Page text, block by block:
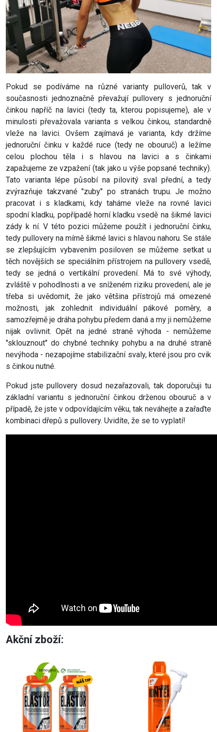
Pokud se podíváme na různé varianty pulloverů, tak v
současnosti jednoznačně převažují pullovery s jednoruční
činkou napříč na lavici (tedy ta, kterou popisujeme), ale v
minulosti převažovala varianta s velkou činkou, standardně
vleže na lavici. Ovšem zajímavá je varianta, kdy držíme
jednoruční činku v každé ruce (tedy ne obouruč) a ležíme
celou plochou těla i s hlavou na lavici a s činkami
zapažujeme ze vzpažení (tak jako u výše popsané techniky).
Tato varianta lépe působí na pilovitý sval přední, a tedy
zvýrazňuje takzvané "zuby" po stranách trupu. Je možno
pracovat i s kladkami, kdy taháme vleže na rovné lavici
spodní kladku, popřípadě horní kladku vsedě na šikmé lavici
zády k ní. V této pozici můžeme použít i jednoruční činku,
tedy pullovery na mírně šikmé lavici s hlavou nahoru. Se stále
se zlepšujícím vybavením posiloven se můžeme setkat u
těch novějších se speciálním přístrojem na pullovery vsedě,
tedy se jedná o vertikální provedení. Má to své výhody,
zvláště v pohodlnosti a ve sníženém riziku provedení, ale je
třeba si uvědomit, že jako většina přístrojů má omezené
možnosti, jak zohlednit individuální pákové poměry, a
samozřejmě je dráha pohybu předem daná a my ji nemůžeme
nijak ovlivnit. Opět na jedné straně výhoda - nemůžeme
"sklouznout" do chybné techniky pohybu a na druhé straně
nevýhoda - nezapojíme stabilizační svaly, které jsou pro cvik
s činkou nutné.
Pokud jste pullovery dosud nezařazovali, tak doporučuji tu
základní variantu s jednoruční činkou drženou obouruč a v
případě, že jste v odpovídajícím věku, tak neváhejte a zařaďte
kombinaci dřepů s pullovery. Uvidíte, že se to vyplatí!
Akční zboží: